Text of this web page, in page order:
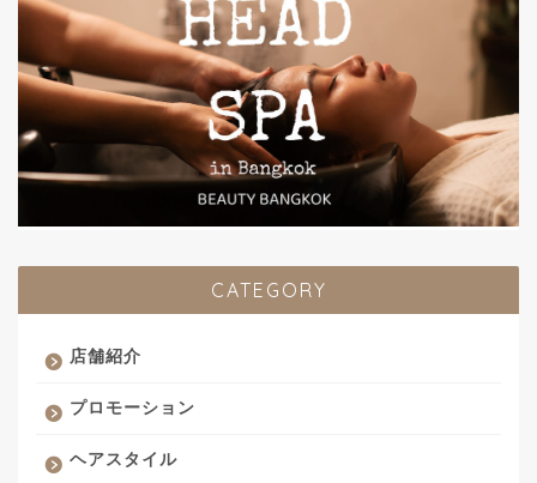
CATEGORY
店舗紹介
プロモーション
ヘアスタイル